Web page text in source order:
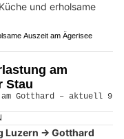
Auszeit am Ägerisee
am
Stau
Luzern → Gotthard